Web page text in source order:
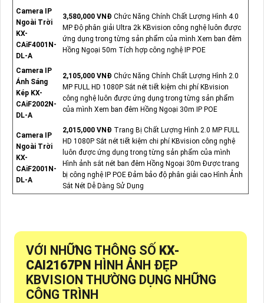
Camera IP
Ngoài Trời
KX-
CAiF4001N-
DL-A
3,580,000 VNĐ Chức Năng Chính Chất Lượng Hình 4.0
MP Độ phân giải Ultra 2k KBvision công nghệ luôn được
ứng dụng trong từng sản phẩm của mình Xem ban đêm
Hồng Ngoại 50m Tích hợp công nghệ IP POE
Camera IP
Ánh Sáng
Kép KX-
CAiF2002N-
DL-A
2,105,000 VNĐ Chức Năng Chính Chất Lượng Hình 2.0
MP FULL HD 1080P Sắt nét tiết kiệm chi phí KBvision
công nghệ luôn được ứng dụng trong từng sản phẩm
của mình Xem ban đêm Hồng Ngoại 30m IP POE
Camera IP
Ngoài Trời
KX-
CAiF2001N-
DL-A
2,015,000 VNĐ Trang Bị Chất Lượng Hình 2.0 MP FULL
HD 1080P Sắt nét tiết kiệm chi phí KBvision công nghệ
luôn được ứng dụng trong từng sản phẩm của mình
Hình ảnh sắt nét ban đêm Hồng Ngoại 30m Được trang
bị công nghệ IP POE Đảm bảo độ phân giải cao Hình Ảnh
Sắt Nét Dễ Dàng Sử Dụng
VỚI NHỮNG THÔNG SỐ KX-
CAI2167PN HÌNH ẢNH ĐẸP
KBVISION THƯỜNG DỤNG NHỮNG
CÔNG TRÌNH